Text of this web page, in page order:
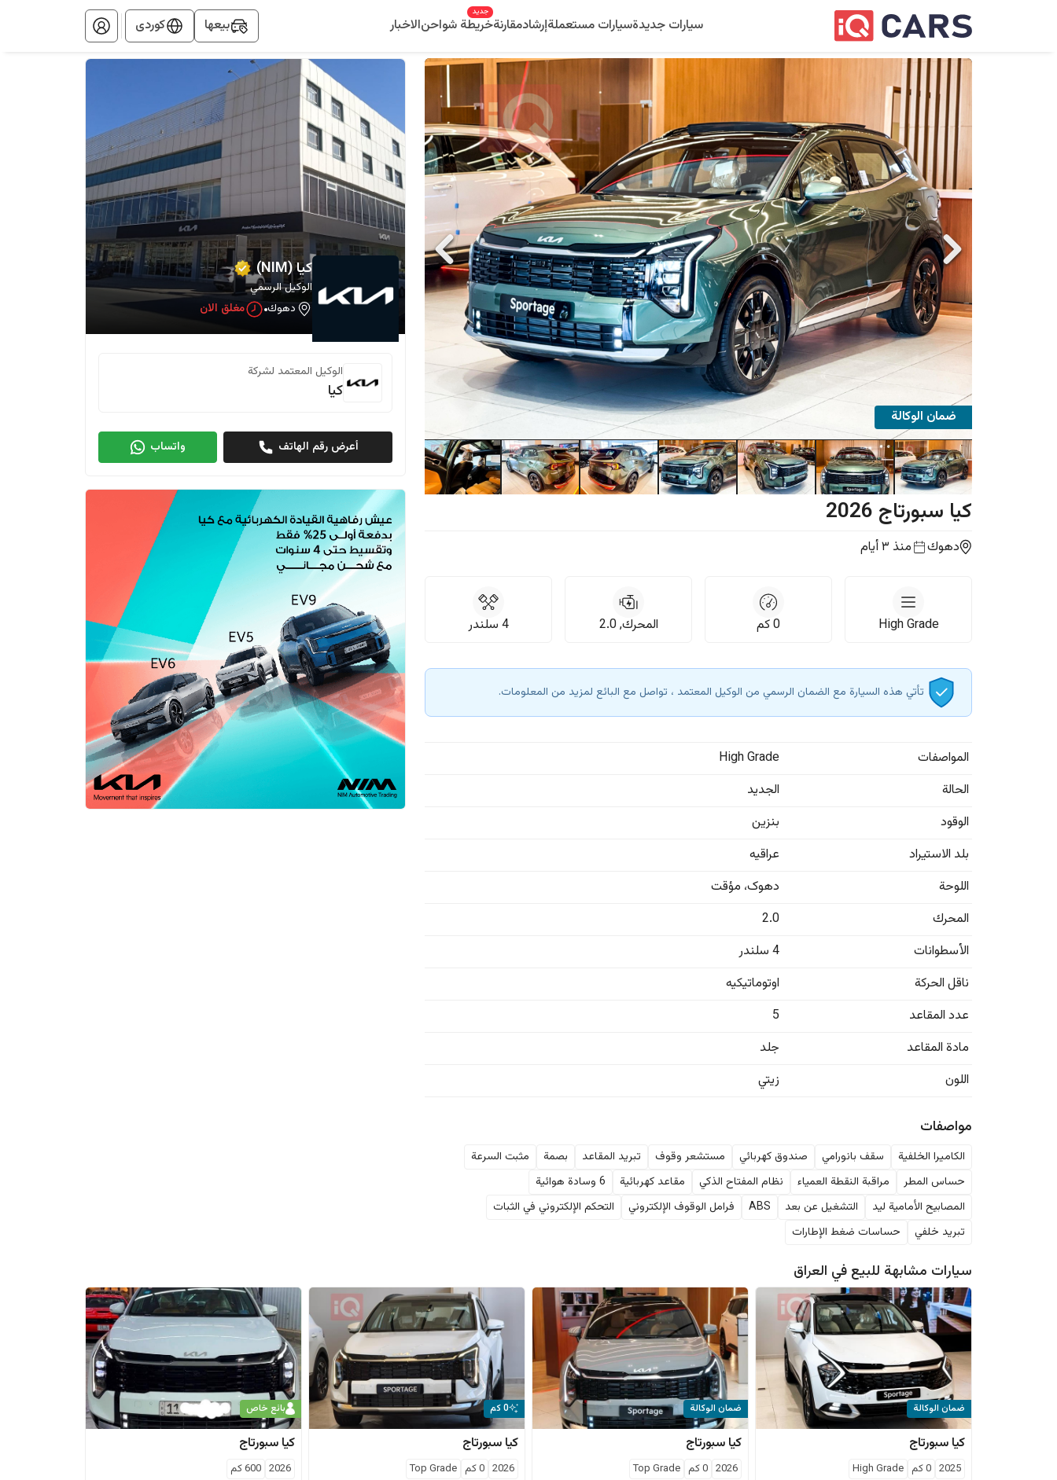
سيارات جديدةسيارات مستعملةإرشادمقارنةخريطة شواحن
جديد
الاخبار بيعها کوردی
ضمان الوكالة
كيا سبورتاج 2026
دهوك منذ ٣ أيام
High Grade
0كم المحرك, 2.0 4 سلندر
تأتي هذه السيارة مع الضمان الرسمي من الوكيل المعتمد ، تواصل مع البائع لمزيد من المعلومات.
المواصفات
High Grade
الحالة
الجديد
الوقود
بنزين
بلد الاستيراد
عراقيه
اللوحة
دهوک، مؤقت
المحرك
2.0
الأسطوانات
4 سلندر
ناقل الحركة
اوتوماتيكيه
عدد المقاعد
5
مادة المقاعد
جلد
اللون
زيتي
مواصفات
الكاميرا الخلفية سقف بانورامي صندوق كهربائي مستشعر وقوف تبريد المقاعد بصمة
مثبت السرعة
حساس المطر
مراقبة النقطة العمياء نظام المفتاح الذكي مقاعد كهربائية
6 وسادة هوائية
المصابيح الأمامية ليد
التشغيل عن بعد ABS فرامل الوقوف الإلكتروني
التحكم الإلكتروني في الثبات
تبريد خلفي
حساسات ضغط الإطارات
كيا (NIM)
الوكيل الرسمي
دهوك
مغلق الان
الوكيل المعتمد لشركة
كيا
أعرض رقم الهاتف واتساب
سيارات مشابهة للبيع في العراق
ضمان الوكالة
كيا سبورتاج
2025
0كم High Grade
ضمان الوكالة
كيا سبورتاج
2026
0كم Top Grade
0 كم
كيا سبورتاج
2026
0كم Top Grade
بائع خاص
كيا سبورتاج
2026
600كم